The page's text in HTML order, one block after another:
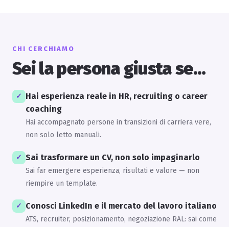
CHI CERCHIAMO
Sei la persona giusta se…
✓ Hai esperienza reale in HR, recruiting o career
coaching
Hai accompagnato persone in transizioni di carriera vere,
non solo letto manuali.
✓ Sai trasformare un CV, non solo impaginarlo
Sai far emergere esperienza, risultati e valore — non
riempire un template.
✓ Conosci LinkedIn e il mercato del lavoro italiano
ATS, recruiter, posizionamento, negoziazione RAL: sai come